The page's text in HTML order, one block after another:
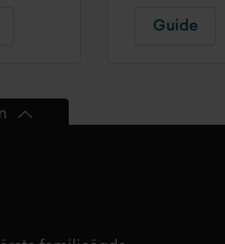
Guide